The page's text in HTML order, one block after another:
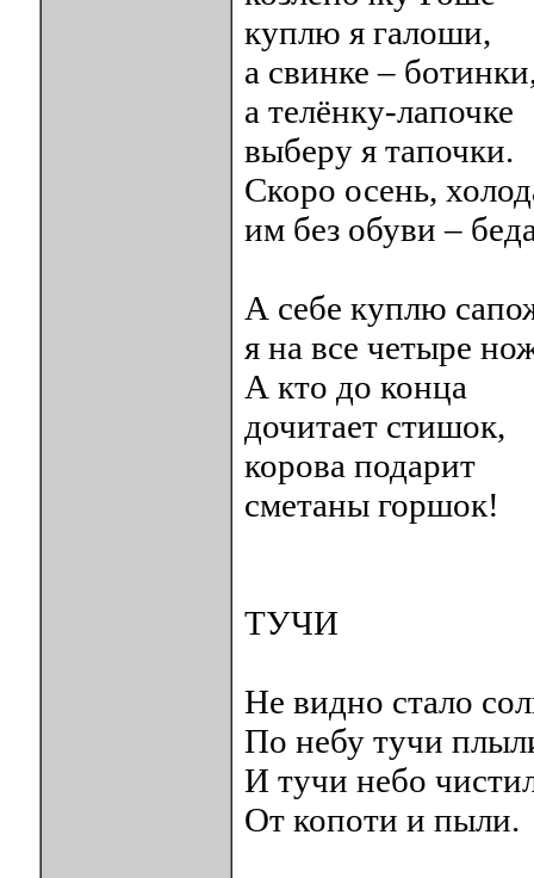
куплю я галоши,
а свинке –
а телёнку-лапочке
выберу я тапочки.
Скоро осень,
им без обуви –
А себе куплю
я на все четыре
А кто до конца
дочитает стишок,
корова подарит
сметаны горшок!
ТУЧИ
Не видно стало
По небу тучи
И тучи небо
От копоти и пыли.